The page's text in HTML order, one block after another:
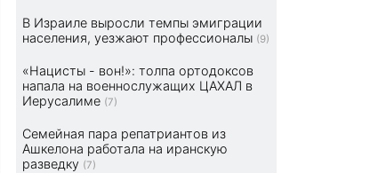
В Израиле выросли темпы эмиграции
населения, уезжают профессионалы (9)
«Нацисты - вон!»: толпа ортодоксов
напала на военнослужащих ЦАХАЛ в
Иерусалиме (7)
Семейная пара репатриантов из
Ашкелона работала на иранскую
разведку (7)